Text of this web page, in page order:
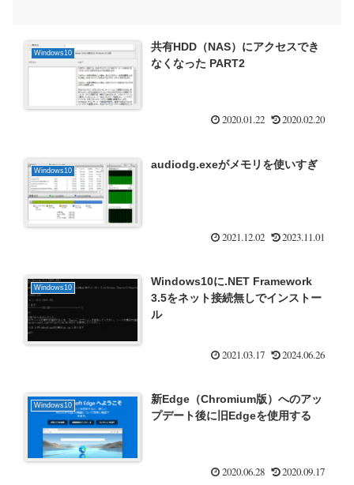
Windows10
共有HDD（NAS）にアクセスでき
なくなった PART2
2020.01.22 2020.02.20
Windows10 audiodg.exeがメモリを使いすぎ
2021.12.02 2023.11.01
Windows10
Windows10に.NET Framework
3.5をネット接続無しでインストー
ル
2021.03.17 2024.06.26
Windows10
新Edge（Chromium版）へのアッ
プデート後に旧Edgeを使用する
2020.06.28 2020.09.17